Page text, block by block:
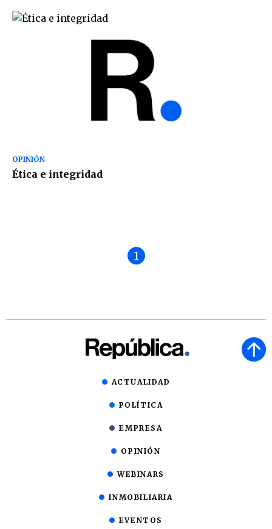
OPINIÓN
Ética e integridad
1
ACTUALIDAD
POLÍTICA
EMPRESA
OPINIÓN
WEBINARS
INMOBILIARIA
EVENTOS